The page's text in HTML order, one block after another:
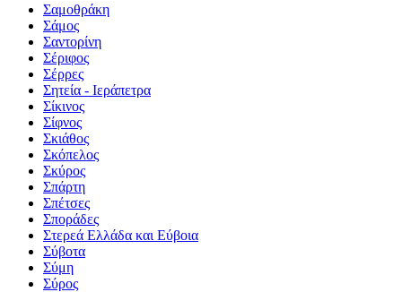
Σαμοθράκη
Σάμος
Σαντορίνη
Σέριφος
Σέρρες
Σητεία - Ιεράπετρα
Σίκινος
Σίφνος
Σκιάθος
Σκόπελος
Σκύρος
Σπάρτη
Σπέτσες
Σποράδες
Στερεά Ελλάδα και Εύβοια
Σύβοτα
Σύμη
Σύρος